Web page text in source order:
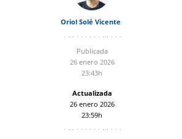
Oriol Solé Vicente
Publicada
26 enero 2026
23:43h
Actualizada
26 enero 2026
23:59h